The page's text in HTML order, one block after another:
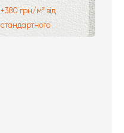
+380 грн/м² від
стандартного